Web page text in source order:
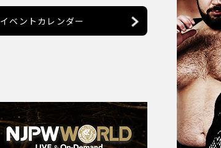
イベントカレンダー